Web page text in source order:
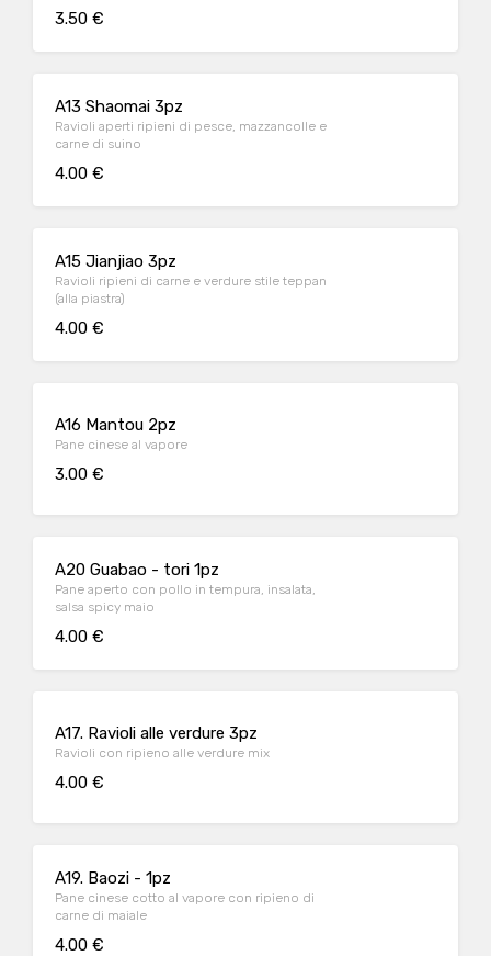
3.50 €
A13 Shaomai 3pz
Ravioli aperti ripieni di pesce, mazzancolle e
carne di suino
4.00 €
A15 Jianjiao 3pz
Ravioli ripieni di carne e verdure stile teppan
(alla piastra)
4.00 €
A16 Mantou 2pz
Pane cinese al vapore
3.00 €
A20 Guabao - tori 1pz
Pane aperto con pollo in tempura, insalata,
salsa spicy maio
4.00 €
A17. Ravioli alle verdure 3pz
Ravioli con ripieno alle verdure mix
4.00 €
A19. Baozi - 1pz
Pane cinese cotto al vapore con ripieno di
carne di maiale
4.00 €